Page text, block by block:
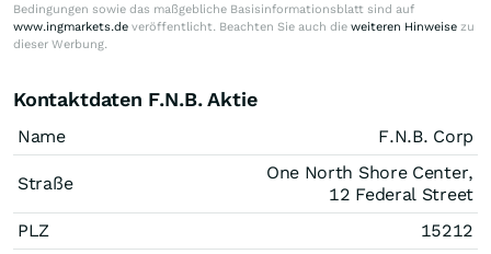
Bedingungen sowie das maßgebliche Basisinformationsblatt sind auf
www.ingmarkets.de veröffentlicht. Beachten Sie auch die weiteren Hinweise zu
dieser Werbung.
Kontaktdaten F.N.B. Aktie
Name F.N.B. Corp
Straße
One North Shore Center,
12 Federal Street
PLZ
15212